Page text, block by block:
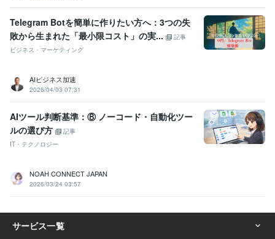
Telegram Botを簡単に作りたい方へ：3つの失
敗から生まれた「最小限コスト」の実...
記事
ビジネス・マーケティング
AIビジネス加速
2026/04/03 07:31
AIツール判断基準：⑧ ノーコード・自動化ツー
ルの選び方
記事
IT・テクノロジー
NOAH CONNECT JAPAN
2026/03/24 03:57